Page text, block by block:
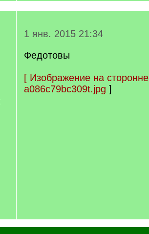
1 янв. 2015 21:34
Федотовы
[ Изображение на
a086c79bc309t.jpg ]